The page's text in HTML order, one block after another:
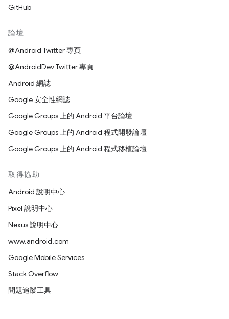
GitHub
論壇
@Android Twitter 專頁
@AndroidDev Twitter 專頁
Android 網誌
Google 安全性網誌
Google Groups 上的 Android 平台論壇
Google Groups 上的 Android 程式開發論壇
Google Groups 上的 Android 程式移植論壇
取得協助
Android 說明中心
Pixel 說明中心
Nexus 說明中心
www.android.com
Google Mobile Services
Stack Overflow
問題追蹤工具